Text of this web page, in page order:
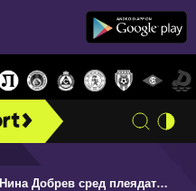
Нина Добрев сред плеядата от звезди на червения килим преди откриването на Игрите (СНИМКИ)